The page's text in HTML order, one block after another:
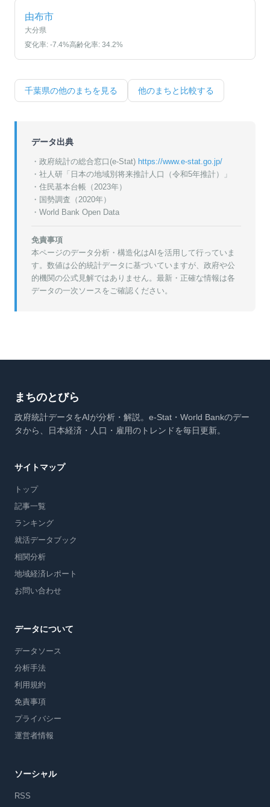
由布市
大分県
変化率: -7.4%高齢化率: 34.2%
千葉県の他のまちを見る 他のまちと比較する
データ出典
・政府統計の総合窓口(e-Stat) https://www.e-stat.go.jp/
・ 社人研「日本の地域別将来推計人口（令和5年推計）」
・ 住民基本台帳（2023年）
・ 国勢調査（2020年）
・World Bank Open Data
免責事項
本ページのデータ分析・構造化はAIを活用して行っていま
す。数値は公的統計データに基づいていますが、政府や公
的機関の公式見解ではありません。最新・正確な情報は各
データの一次ソースをご確認ください。
まちのとびら
政府統計データをAIが分析・解説。e-Stat・World Bankのデー
タから、日本経済・人口・雇用のトレンドを毎日更新。
サイトマップ
トップ
記事一覧
ランキング
就活データブック
相関分析
地域経済レポート
お問い合わせ
データについて
データソース
分析手法
利用規約
免責事項
プライバシー
運営者情報
ソーシャル
RSS